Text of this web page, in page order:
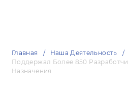
Главная Наша Деятельность
Поддержал Более 850
Назначения